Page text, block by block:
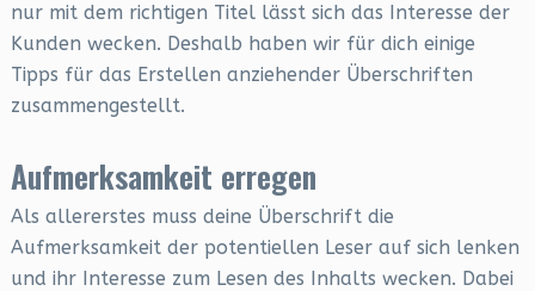
nur mit dem richtigen Titel lässt sich das Interesse der
Kunden wecken. Deshalb haben wir für dich einige
Tipps für das Erstellen anziehender Überschriften
zusammengestellt.
Aufmerksamkeit erregen
Als allererstes muss deine Überschrift die
Aufmerksamkeit der potentiellen Leser auf sich lenken
und ihr Interesse zum Lesen des Inhalts wecken. Dabei